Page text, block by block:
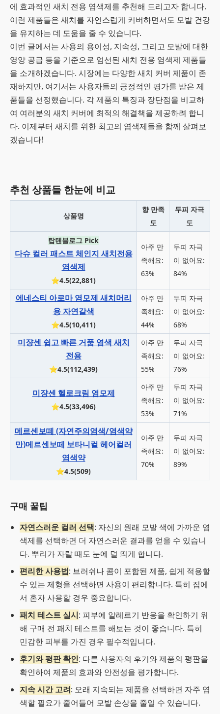
에 효과적인 새치 전용 염색제를 추천해 드리고자 합니다.
이런 제품들은 새치를 자연스럽게 커버하면서도 모발 건강
을 유지하는 데 도움을 줄 수 있습니다.
이번 글에서는 사용의 용이성, 지속성, 그리고 모발에 대한
영양 공급 등을 기준으로 엄선된 새치 전용 염색제 제품들
을 소개하겠습니다. 시장에는 다양한 새치 커버 제품이 존
재하지만, 여기서는 사용자들의 긍정적인 평가를 받은 제
품들을 선정했습니다. 각 제품의 특징과 장단점을 비교하
여 여러분의 새치 커버에 최적의 해결책을 제공하려 합니
다. 이제부터 새치를 위한 최고의 염색제들을 함께 살펴보
겠습니다!
추천 상품들 한눈에 비교
상품명
향 만족
도
두피 자극
도
탑텐블로그 Pick
다슈 컬러 패스트 체인지 새치전용
염색제
⭐4.5(22,881)
아주 만
족해요:
63%
두피 자극
이 없어요:
84%
에네스티 아로마 염모제 새치머리
용 자연갈색
⭐4.5(10,411)
아주 만
족해요:
44%
두피 자극
이 없어요:
68%
미쟝센 쉽고 빠른 거품 염색 새치
전용
⭐4.5(112,439)
아주 만
족해요:
55%
두피 자극
이 없어요:
76%
미쟝센 헬로크림 염모제
⭐4.5(33,496)
아주 만
족해요:
53%
두피 자극
이 없어요:
71%
메르센보떼 (자연주의염색/염색약
만)메르센보떼 보타니컬 헤어컬러
염색약
⭐4.5(509)
아주 만
족해요:
70%
두피 자극
이 없어요:
89%
구매 꿀팁
자연스러운 컬러 선택: 자신의 원래 모발 색에 가까운 염
색제를 선택하면 더 자연스러운 결과를 얻을 수 있습니
다. 뿌리가 자랄 때도 눈에 덜 띄게 합니다.
편리한 사용법: 브러쉬나 콤이 포함된 제품, 쉽게 적용할
수 있는 제형을 선택하면 사용이 편리합니다. 특히 집에
서 혼자 사용할 경우 중요합니다.
패치 테스트 실시: 피부에 알레르기 반응을 확인하기 위
해 구매 전 패치 테스트를 해보는 것이 좋습니다. 특히
민감한 피부를 가진 경우 필수적입니다.
후기와 평판 확인: 다른 사용자의 후기와 제품의 평판을
확인하여 제품의 효과와 안전성을 평가합니다.
지속 시간 고려: 오래 지속되는 제품을 선택하면 자주 염
색할 필요가 줄어들어 모발 손상을 줄일 수 있습니다.